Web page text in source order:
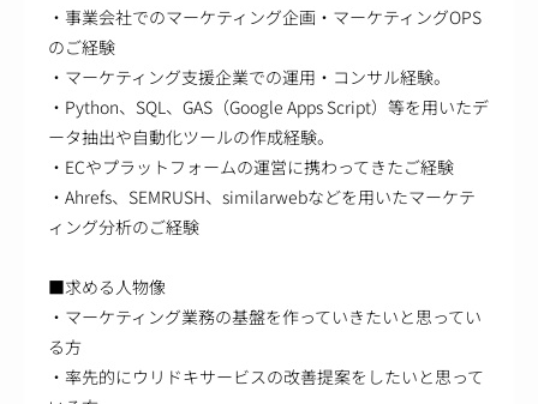
・事業会社でのマーケティング企画・マーケティングOPS
のご経験
・マーケティング支援企業での運用・コンサル経験。
・Python、SQL、GAS（Google Apps Script）等を用いたデ
ータ抽出や自動化ツールの作成経験。
・ECやプラットフォームの運営に携わってきたご経験
・Ahrefs、SEMRUSH、similarwebなどを用いたマーケテ
ィング分析のご経験
■求める人物像
・マーケティング業務の基盤を作っていきたいと思ってい
る方
・率先的にウリドキサービスの改善提案をしたいと思って